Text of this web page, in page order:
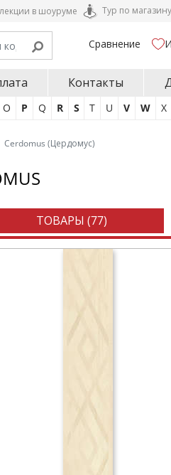
в шоуруме Тур по магазину
Сравнение
Контакты
O P Q R S T U V W X
Cerdomus (Цердомус)
ТОВАРЫ (77)